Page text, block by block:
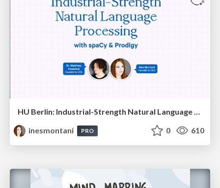
HU Berlin: Industrial-Strength Natural Language Processing with spaCy and Prodigy
inesmontani
PRO 0 610